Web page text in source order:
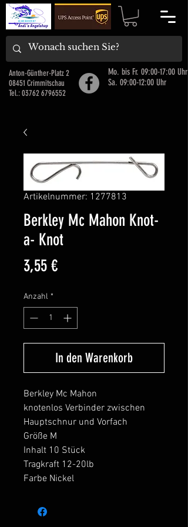
Anton-Günther-Platz 2
08451 Crimmitschau
Tel.:03762 6796552
Mo. bis Fr. 09:00-17:00 Uhr
Sa. 09:00-12:00 Uhr
Artikelnummer: 1277813
Berkley Mc Mahon Knot-
a- Knot
3,55 €Preis
Anzahl *
In den Warenkorb
Berkley Mc Mahon
knotenlos Verbinder zwischen
Hauptschnur und Vorfach
Größe M
Inhalt 10 Stück
Tragkraft 12-20lb
Farbe Nickel